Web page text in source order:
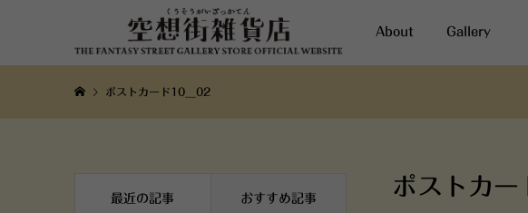
About Gallery
ポストカード10__02
ポストカ
最近の記事 おすすめ記事